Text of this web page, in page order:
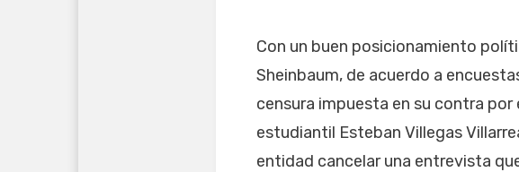
Con un buen posicionamiento
Sheinbaum, de acuerdo a
censura impuesta en su contra
estudiantil Esteban Villegas
entidad cancelar una entrevista